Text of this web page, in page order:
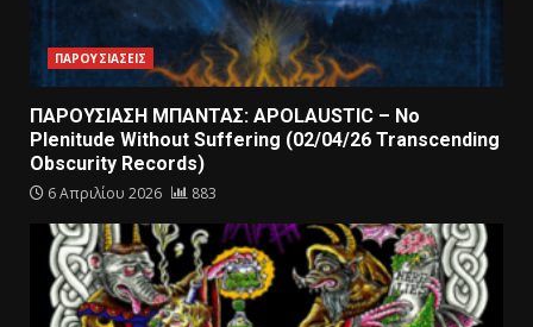
ΠΑΡΟΥΣΙΑΣΕΙΣ
ΠΑΡΟΥΣΙΑΣΗ ΜΠΑΝΤΑΣ: APOLAUSTIC – No
Plenitude Without Suffering (02/04/26 Transcending
Obscurity Records)
6 Απριλίου 2026 883